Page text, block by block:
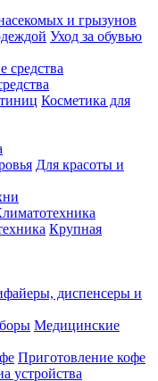
и грызунов
Уход за обувью
Косметика для
Для красоты и
Крупная
диспенсеры и
Медицинские
Приготовление кофе